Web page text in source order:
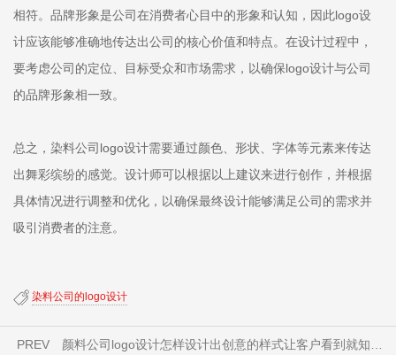
相符。品牌形象是公司在消费者心目中的形象和认知，因此logo设
计应该能够准确地传达出公司的核心价值和特点。在设计过程中，
要考虑公司的定位、目标受众和市场需求，以确保logo设计与公司
的品牌形象相一致。
总之，染料公司logo设计需要通过颜色、形状、字体等元素来传达
出舞彩缤纷的感觉。设计师可以根据以上建议来进行创作，并根据
具体情况进行调整和优化，以确保最终设计能够满足公司的需求并
吸引消费者的注意。
染料公司的logo设计
PREV 颜料公司logo设计怎样设计出创意的样式让客户看到就知道是颜料公司？